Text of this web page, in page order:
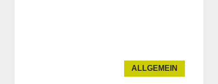
ALLGEMEIN